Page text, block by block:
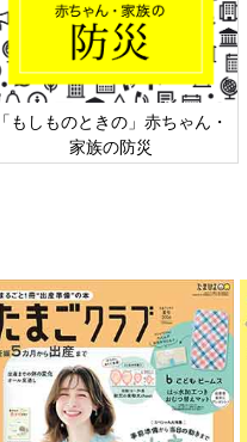
ーフレッ
六星占術 細木か